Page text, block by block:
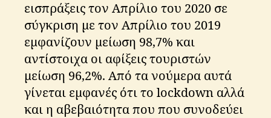
εισπράξεις τον Απρίλιο του 2020 σε
σύγκριση με τον Απρίλιο του 2019
εμφανίζουν μείωση 98,7% και
αντίστοιχα οι αφίξεις τουριστών
μείωση 96,2%. Από τα νούμερα αυτά
γίνεται εμφανές ότι το lockdown αλλά
και η αβεβαιότητα που που συνοδεύει